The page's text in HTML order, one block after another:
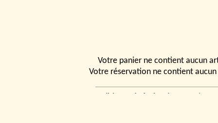
Votre panier ne contient aucun
Votre réservation ne contient